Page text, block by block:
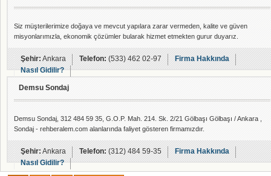
Siz müşterilerimize doğaya ve mevcut yapılara zarar vermeden, kalite ve güven
misyonlarımızla, ekonomik çözümler bularak hizmet etmekten gurur duyarız.
Şehir:Ankara Telefon:(533) 462 02-97
Firma Hakkında
Nasıl Gidilir?
Demsu Sondaj
Demsu Sondaj, 312 484 59 35, G.O.P. Mah. 214. Sk. 2/21 Gölbaşı Gölbaşı / Ankara ,
Sondaj - rehberalem.com alanlarında faliyet gösteren firmamızdır.
Şehir:Ankara Telefon:(312) 484 59-35
Firma Hakkında
Nasıl Gidilir?